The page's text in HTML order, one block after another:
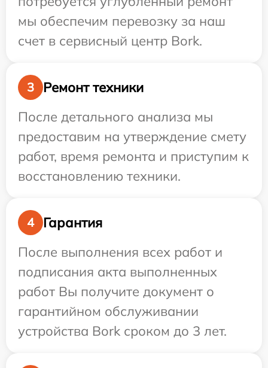
мы обеспечим перевозку за наш
счет в сервисный центр Bork.
3
Ремонт техники
После детального анализа мы
предоставим на утверждение смету
работ, время ремонта и приступим к
восстановлению техники.
4
Гарантия
После выполнения всех работ и
подписания акта выполненных
работ Вы получите документ о
гарантийном обслуживании
устройства Bork сроком до 3 лет.